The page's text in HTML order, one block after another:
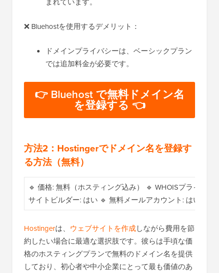
❌ Bluehostを使用するデメリット：
ドメインプライバシーは、ベーシックプラン
では追加料金が必要です。
👉 Bluehost で無料ドメイン名
を登録する 👈
方法2：Hostingerでドメイン名を登録す
る方法（無料）
🔹 価格: 無料（ホスティング込み） 🔹 WHOISプライバ
サイトビルダー: はい 🔹 無料メールアカウント: はい
Hostingerは、 ウェブサイトを作成しながら費用を節
約したい場合に最適な選択肢です。彼らは手頃な価
格のホスティングプランで無料のドメイン名を提供
しており、初心者や中小企業にとって最も価値のあ